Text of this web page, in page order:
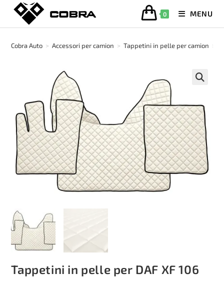
Salta
contenuto
0 MENU
Cobra Auto > Accessori per camion > Tappetini in pelle per camion >
Tappetini in pelle per DAF XF 106